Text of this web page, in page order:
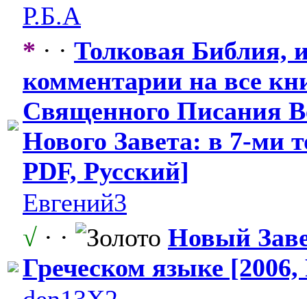
Р.Б.А
* · · Толковая Библия,
комментарии на все
Священного Писания
Нового Завета: в 7-ми
PDF, Русский]
Евгений3
√ · ·
Новый
Греческом языке